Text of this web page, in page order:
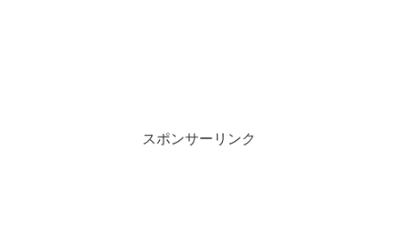
スポンサーリンク